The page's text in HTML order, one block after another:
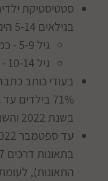
בגילאים 5-14 הינו 19 הרוגים
גיל 5-9 - כמות הרוגים 8
גיל 10-14 - כמות הרוגים 11
בשנת 2022 והשנה לא הסתיימה